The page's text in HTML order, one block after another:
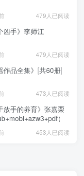
479人已阅读
凶手》李师江
479人已阅读
作品全集》[共60册]
473人已阅读
放手的养育》张嘉栗
）
453人已阅读